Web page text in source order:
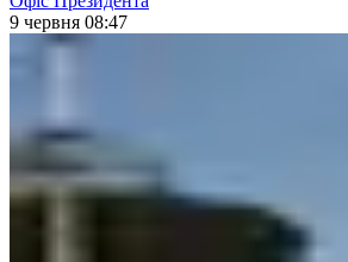
9 червня 08:47